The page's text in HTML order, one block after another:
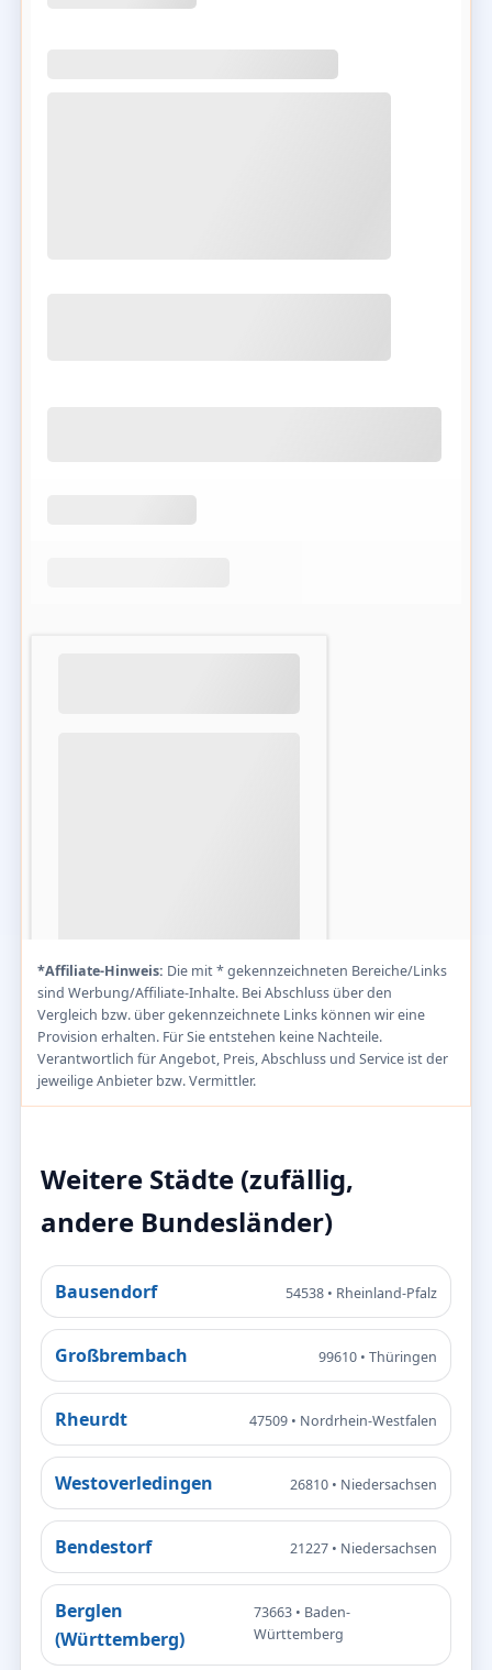
*Affiliate-Hinweis: Die mit * gekennzeichneten Bereiche/Links
sind Werbung/Affiliate-Inhalte. Bei Abschluss über den
Vergleich bzw. über gekennzeichnete Links können wir eine
Provision erhalten. Für Sie entstehen keine Nachteile.
Verantwortlich für Angebot, Preis, Abschluss und Service ist der
jeweilige Anbieter bzw. Vermittler.
Weitere Städte (zufällig,
andere Bundesländer)
Bausendorf 54538 • Rheinland-Pfalz
Großbrembach 99610 • Thüringen
Rheurdt 47509 • Nordrhein-Westfalen
Westoverledingen 26810 • Niedersachsen
Bendestorf 21227 • Niedersachsen
Berglen
(Württemberg)
73663 • Baden-
Württemberg